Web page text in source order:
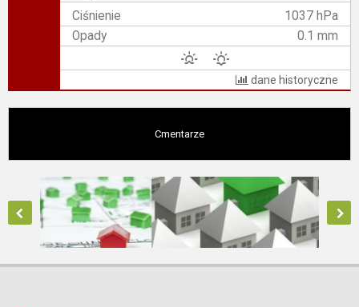
Ciśnienie
1037 hPa
Opady
0.1 mm
dane historyczne
Cmentarze